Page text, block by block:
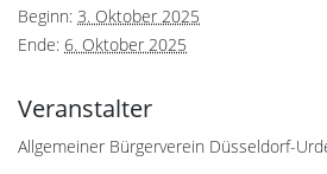
Beginn: 3. Oktober 2025
Ende: 6. Oktober 2025
Veranstalter
Allgemeiner Bürgerverein Düsseldorf-